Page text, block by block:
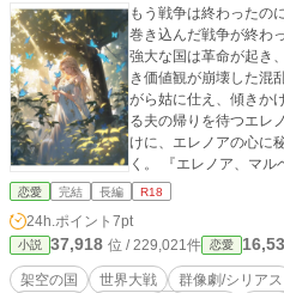
圧倒的な演算能力とＡ
た。 世界のコンピュー
争は物理的な攻撃だけ
バー空間だけでなく、
サイバー世界大戦から
が不可欠となり、サイ
になっていた。 これは
ぐべく、真田圭と児玉
る物語である。
もう戦争は終わったのに、
巻き込んだ戦争が終わって３年。 かつて帝
強大な国は革命が起き
き価値観が崩壊した混
がら姑に仕え、傾きか
る夫の帰りを待つエレ
けに、エレノアの心に
く。 『エレノア、マルベリーの花言葉を知ってるかい？ ……
共に死のう、だ。』 最後にエレノアがたどり着いた真実と
ジでも公開しています
はありませんが、該当
「＊」を付けています
恋愛 完結 長編 R18
24h.ポイント 7pt
小説 37,918 位 / 229,021件 恋愛
架空の国 世界大戦 群像劇/シリアス